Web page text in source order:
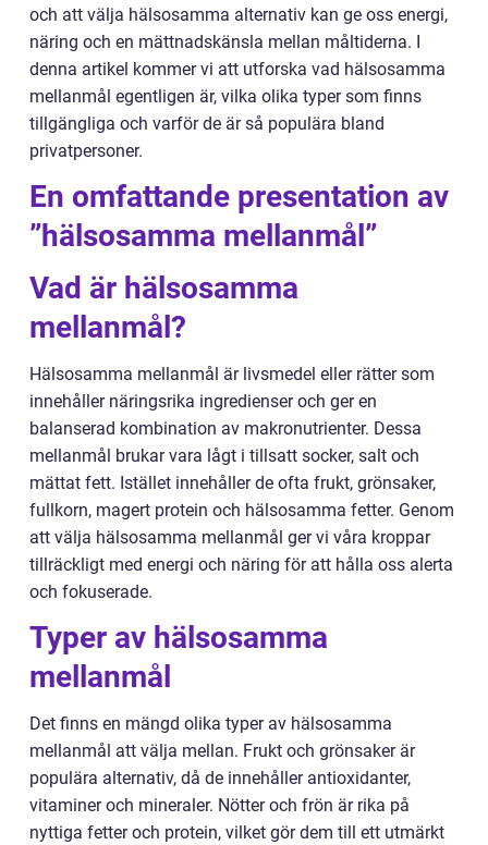
och att välja hälsosamma alternativ kan ge oss energi,
näring och en mättnadskänsla mellan måltiderna. I
denna artikel kommer vi att utforska vad hälsosamma
mellanmål egentligen är, vilka olika typer som finns
tillgängliga och varför de är så populära bland
privatpersoner.
En omfattande presentation av
”hälsosamma mellanmål”
Vad är hälsosamma
mellanmål?
Hälsosamma mellanmål är livsmedel eller rätter som
innehåller näringsrika ingredienser och ger en
balanserad kombination av makronutrienter. Dessa
mellanmål brukar vara lågt i tillsatt socker, salt och
mättat fett. Istället innehåller de ofta frukt, grönsaker,
fullkorn, magert protein och hälsosamma fetter. Genom
att välja hälsosamma mellanmål ger vi våra kroppar
tillräckligt med energi och näring för att hålla oss alerta
och fokuserade.
Typer av hälsosamma
mellanmål
Det finns en mängd olika typer av hälsosamma
mellanmål att välja mellan. Frukt och grönsaker är
populära alternativ, då de innehåller antioxidanter,
vitaminer och mineraler. Nötter och frön är rika på
nyttiga fetter och protein, vilket gör dem till ett utmärkt